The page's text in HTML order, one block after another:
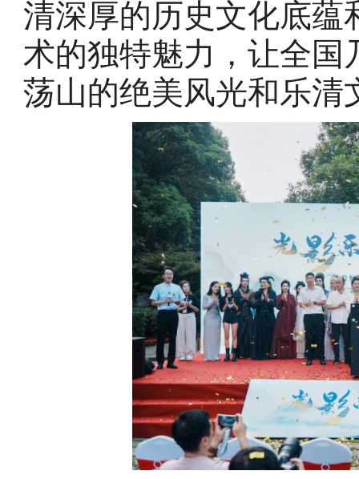
清深厚的历史文化底蕴
术的独特魅力，让全国
荡山的绝美风光和乐清